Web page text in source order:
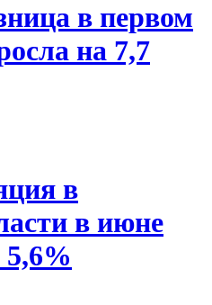
в первом
на 7,7
в
в июне
5,6%